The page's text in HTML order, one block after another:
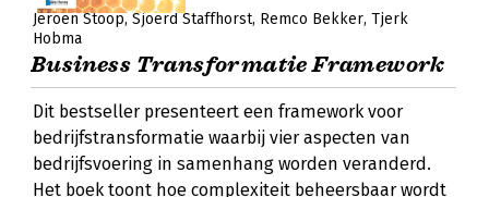
Jeroen Stoop Sjoerd Staffhorst Remco Bekker Tjerk
Hobma
Business Transformatie Framework
Dit bestseller presenteert een framework voor
bedrijfstransformatie waarbij vier aspecten van
bedrijfsvoering in samenhang worden veranderd.
Het boek toont hoe complexiteit beheersbaar wordt